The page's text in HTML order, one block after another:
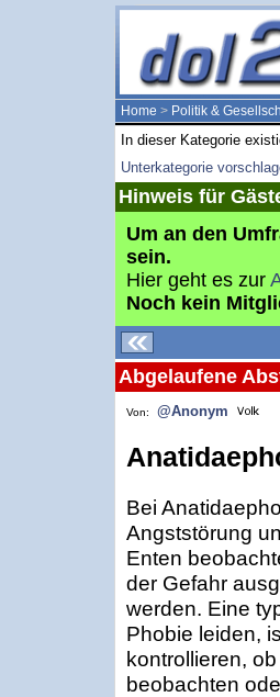
Home > Politik &
In dieser Kategorie
Unterkategorie
Hinweis für
Um an den
sein.
Hier geht es zur
Noch kein
Abgelaufene
Von: @Anonym
Bei
Angststörung
Enten
der Gefahr
werden. Eine
Phobie leiden,
kontrollieren,
beobachten